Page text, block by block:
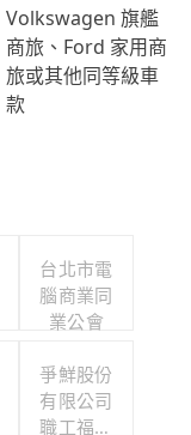
Volkswagen 旗艦
商旅、Ford 家用商
旅或其他同等級車
款
台北市電
腦商業同
業公會
爭鮮股份
有限公司
職工福利